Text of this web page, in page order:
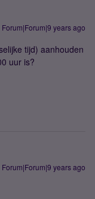
Forum|Forum|9 years ago
tijd) aanhouden
uur is?
Forum|Forum|9 years ago